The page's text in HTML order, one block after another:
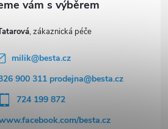
milik@besta.cz
900 311 prodejna@besta.cz
724 199 872
besta.cz